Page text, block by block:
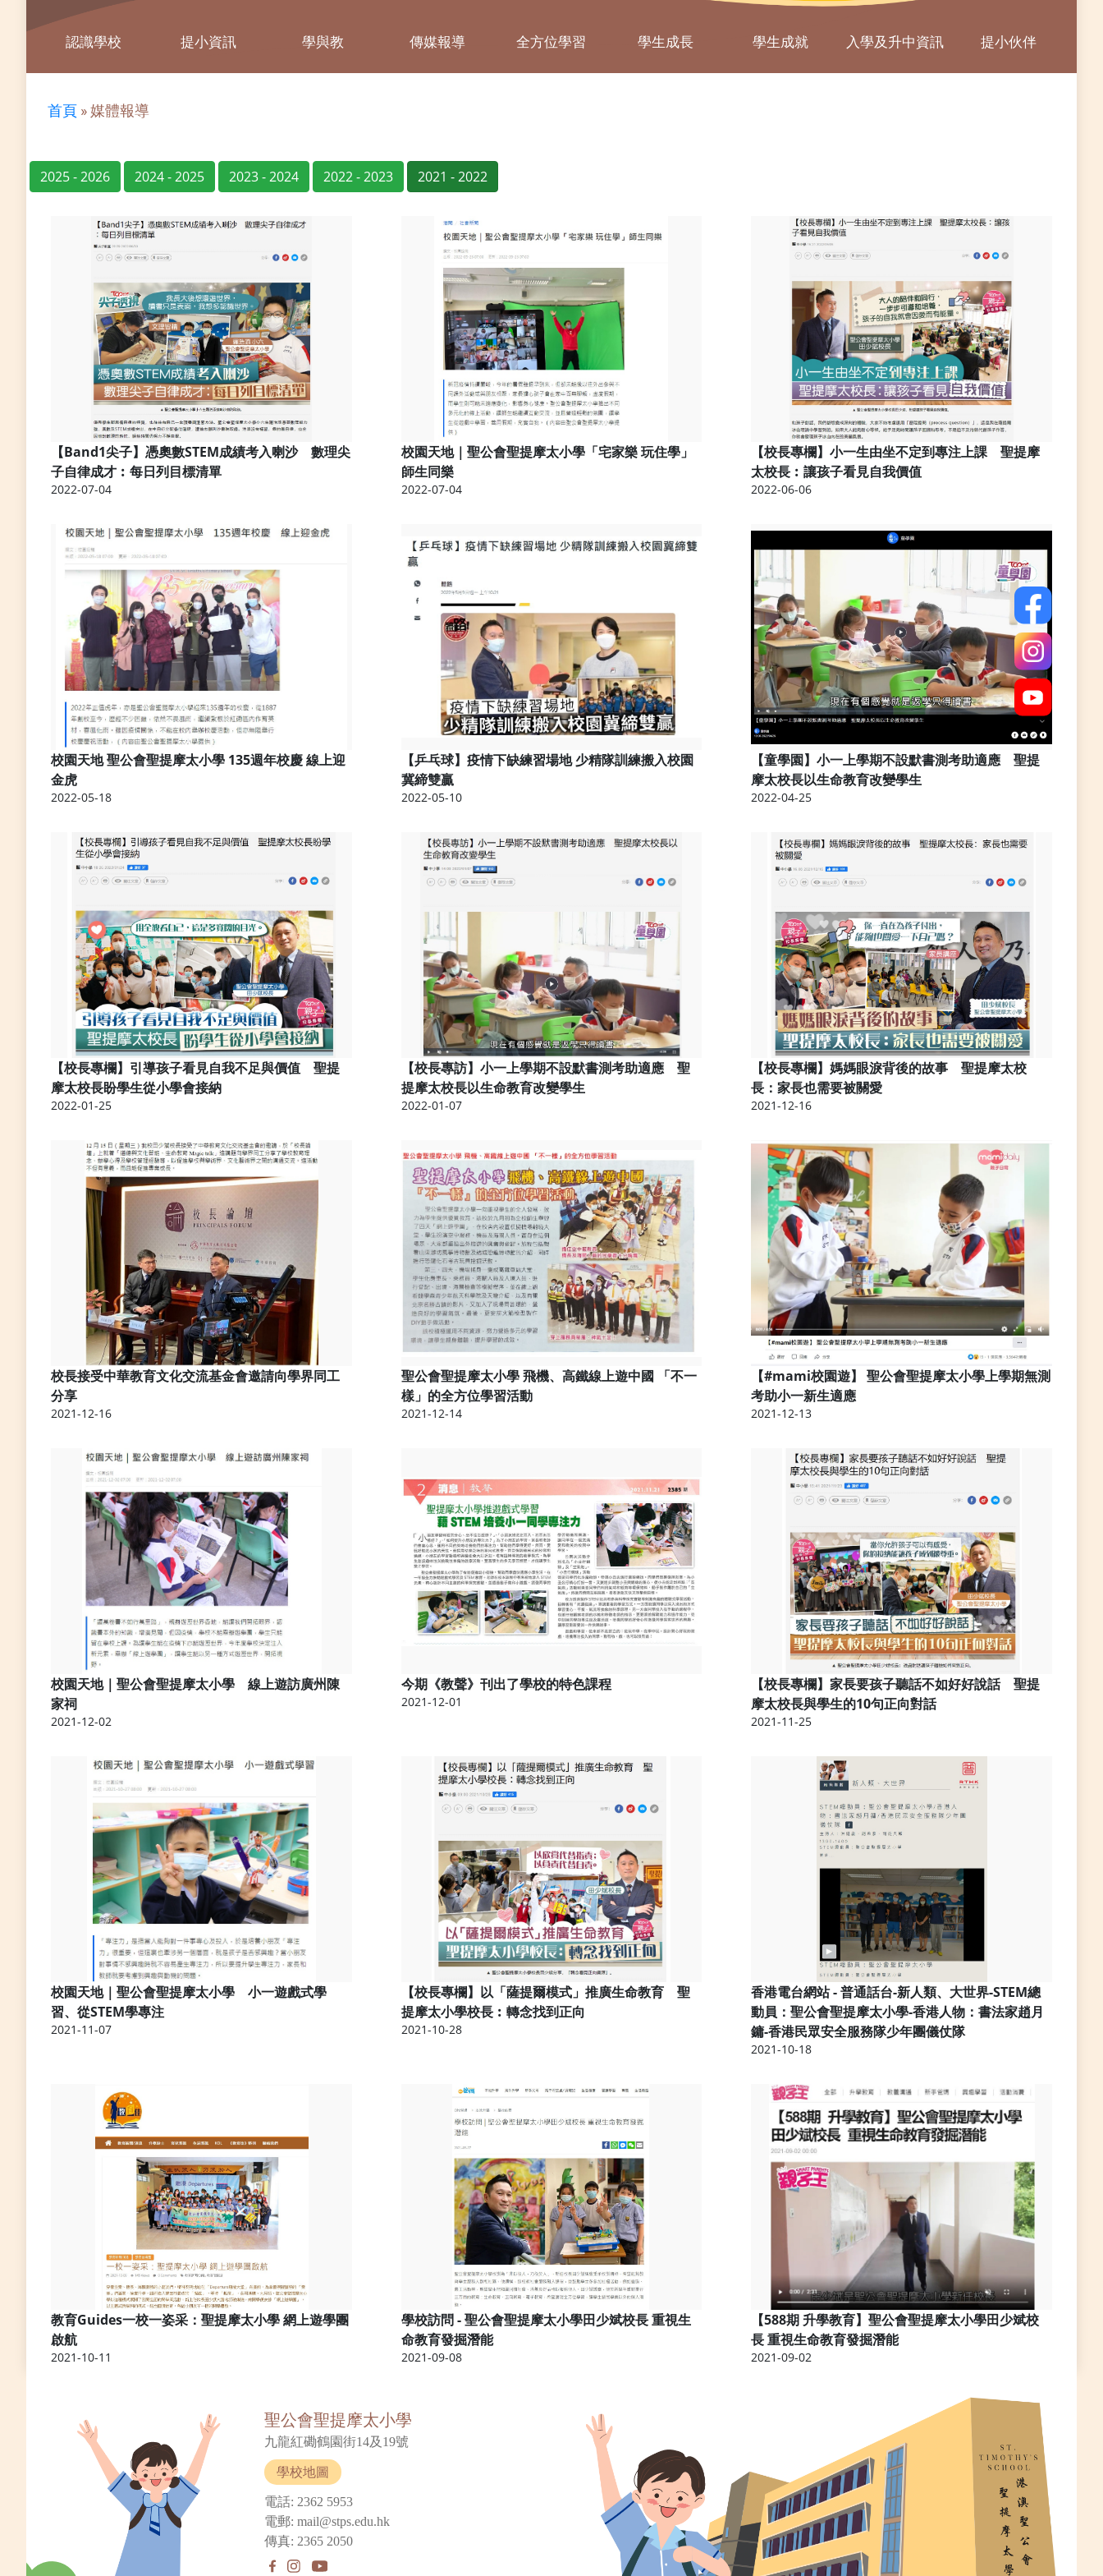
認識學校 提小資訊 學與教 傳媒報導 全方位學習 學生成長 學生成就 入學及升中資訊 提小伙伴
首頁 »媒體報導
2025 - 2026 2024 - 2025 2023 - 2024 2022 - 2023 2021 - 2022
【Band1尖子】憑奧數STEM成績考入喇沙 數理尖
子自律成才︰每日列目標清單
2022-07-04
校園天地｜聖公會聖提摩太小學「宅家樂 玩住學」
師生同樂
2022-07-04
【校長專欄】小一生由坐不定到專注上課 聖提摩
太校長︰讓孩子看見自我價值
2022-06-06
校園天地 聖公會聖提摩太小學 135週年校慶 線上迎
金虎
2022-05-18
【乒乓球】疫情下缺練習場地 少精隊訓練搬入校園
冀締雙贏
2022-05-10
【童學園】小一上學期不設默書測考助適應 聖提
摩太校長以生命教育改變學生
2022-04-25
【校長專欄】引導孩子看見自我不足與價值 聖提
摩太校長盼學生從小學會接納
2022-01-25
【校長專訪】小一上學期不設默書測考助適應 聖
提摩太校長以生命教育改變學生
2022-01-07
【校長專欄】媽媽眼淚背後的故事 聖提摩太校
長：家長也需要被關愛
2021-12-16
校長接受中華教育文化交流基金會邀請向學界同工
分享
2021-12-16
聖公會聖提摩太小學 飛機、高鐵線上遊中國 「不一
樣」的全方位學習活動
2021-12-14
【#mami校園遊】 聖公會聖提摩太小學上學期無測
考助小一新生適應
2021-12-13
校園天地｜聖公會聖提摩太小學 線上遊訪廣州陳
家祠
2021-12-02
今期《教聲》刊出了學校的特色課程
2021-12-01
【校長專欄】家長要孩子聽話不如好好說話 聖提
摩太校長與學生的10句正向對話
2021-11-25
校園天地｜聖公會聖提摩太小學 小一遊戲式學
習、從STEM學專注
2021-11-07
【校長專欄】以「薩提爾模式」推廣生命教育 聖
提摩太小學校長︰轉念找到正向
2021-10-28
香港電台網站 - 普通話台-新人類、大世界-STEM總
動員：聖公會聖提摩太小學-香港人物：書法家趙月
鏞-香港民眾安全服務隊少年團儀仗隊
2021-10-18
教育Guides一校一姿采：聖提摩太小學 網上遊學團
啟航
2021-10-11
學校訪問 - 聖公會聖提摩太小學田少斌校長 重視生
命教育發掘潛能
2021-09-08
【588期 升學教育】聖公會聖提摩太小學田少斌校
長 重視生命教育發掘潛能
2021-09-02
聖公會聖提摩太小學
九龍紅磡鶴園街14及19號
學校地圖
電話: 2362 5953
電郵: mail@stps.edu.hk
傳真: 2365 2050